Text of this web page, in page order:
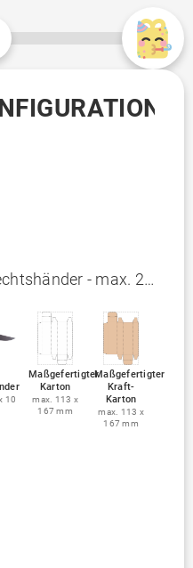
- max. 25
10
Maßgefertigter
Karton
max. 113 x
167 mm
Maßgefertigter
Kraft-
Karton
max. 113 x
167 mm